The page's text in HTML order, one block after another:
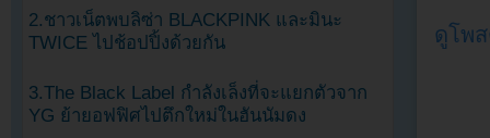
ดูโพ
2.ชาวเน็ตพบลิซ่า BLACKPINK และมินะ
TWICE ไปช้อปปิ้งด้วยกัน
3.The Black Label กำลังเล็งที่จะแยกตัวจาก
YG ย้ายอฟฟิศไปตึกใหม่ในฮันนัมดง